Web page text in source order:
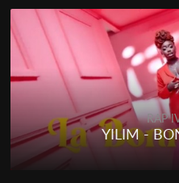
RAP
YILIM -